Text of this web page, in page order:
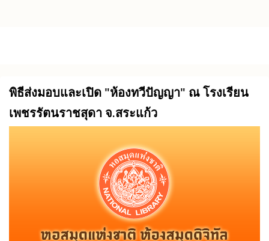
พิธีส่งมอบและเปิด "ห้องทวีปัญญา" ณ โรงเรียน
เพชรรัตนราชสุดา จ.สระแก้ว